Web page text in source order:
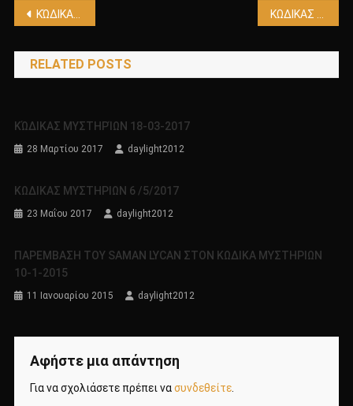
Πλοήγηση
άρθρων
ΚΏΔΙΚΑΣ ΜΥΣΤΗΡΊΩΝ 08/07/2017
RELATED POSTS
ΚΏΔΙΚΑΣ ΜΥΣΤΗΡΊΩΝ 18-03-2017
28 Μαρτίου 2017 daylight2012
ΚΩΔΙΚΑΣ ΜΥΣΤΗΡΙΩΝ 6 /5/2017
23 Μαΐου 2017 daylight2012
ΠΑΡΕΜΒΑΣΗ ΤΟΥ SAMAN LYCAN ΣΤΟΝ ΚΩΔΙΚΑ ΜΥΣΤΗΡΙΩΝ
10-1-2015
11 Ιανουαρίου 2015 daylight2012
Αφήστε μια απάντηση
Για να σχολιάσετε πρέπει νασυνδεθείτε.